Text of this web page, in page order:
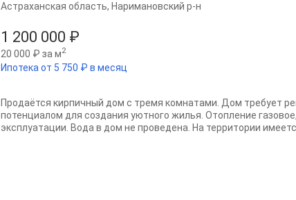
1 200 000 ₽
20 000 ₽ за м2
Ипотека от 5 750 ₽ в месяц
Астраханская область, Наримановский р-н
Продаётся кирпичный дом с тремя комнатами. Дом требует
потенциалом для создания уютного жилья. Отопление
эксплуатации. Вода в дом не проведена. На территории